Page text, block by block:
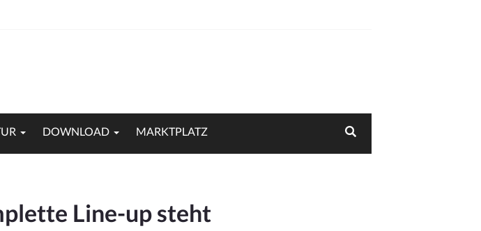
DOWNLOAD MARKTPLATZ
Line-up steht